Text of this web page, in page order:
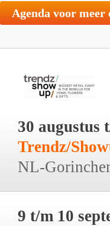
Agenda voor
30 augustus
Trendz/
NL-
9 t/m 10